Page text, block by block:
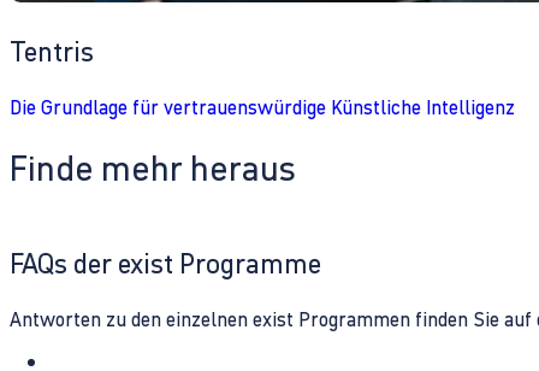
Tentris
Die Grundlage für vertrauenswürdige Künstliche Intelligenz
Finde mehr heraus
FAQs der exist Programme
Antworten zu den einzelnen exist Programmen finden Sie